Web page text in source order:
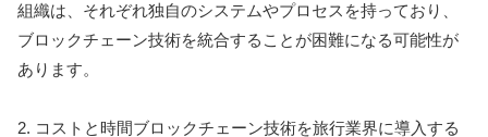
組織は、それぞれ独自のシステムやプロセスを持っており、
ブロックチェーン技術を統合することが困難になる可能性が
あります。
2. コストと時間ブロックチェーン技術を旅行業界に導入する